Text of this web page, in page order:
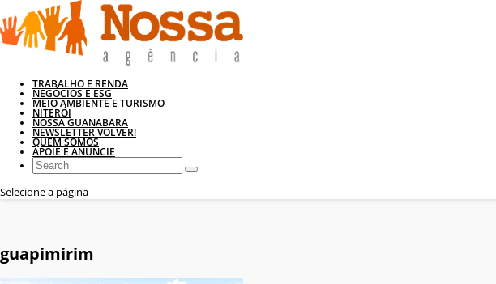
TRABALHO E RENDA
NEGÓCIOS E ESG
MEIO AMBIENTE E TURISMO
NITERÓI
NOSSA GUANABARA
NEWSLETTER VOLVER!
QUEM SOMOS
APOIE E ANUNCIE
Selecione a página
guapimirim